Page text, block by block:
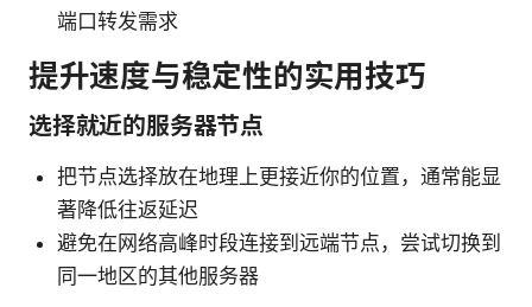
端口转发需求
提升速度与稳定性的实用技巧
选择就近的服务器节点
把节点选择放在地理上更接近你的位置，通常能显
著降低往返延迟
避免在网络高峰时段连接到远端节点，尝试切换到
同一地区的其他服务器